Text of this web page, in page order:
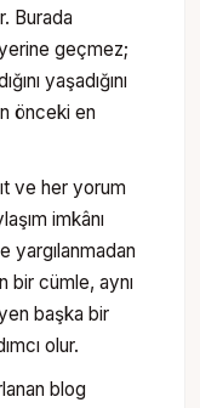
Burada
geçmez;
yaşadığını
önceki en
ve her yorum
imkânı
yargılanmadan
bir cümle, aynı
başka bir
olur.
blog